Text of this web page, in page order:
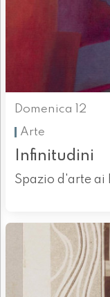
Domenica 12
Arte
Infinitudini
Spazio d'arte ai